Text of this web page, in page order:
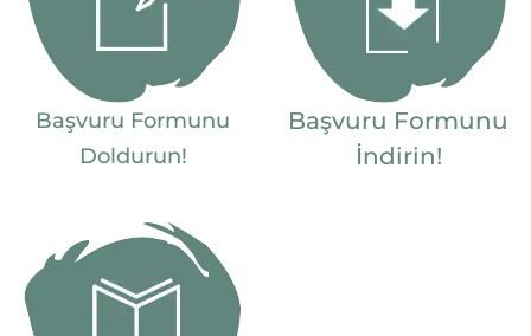
Başvuru Formunu
Doldurun!
Başvuru Formunu
İndirin!